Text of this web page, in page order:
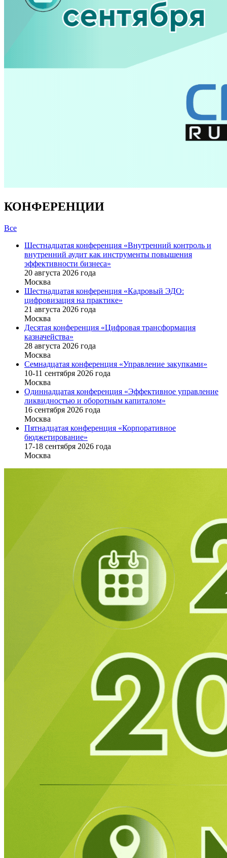
КОНФЕРЕНЦИИ
Все
Шестнадцатая конференция «Внутренний контроль и
внутренний аудит как инструменты повышения
эффективности бизнеса»
20 августа 2026 года
Москва
Шестнадцатая конференция «Кадровый ЭДО:
цифровизация на практике»
21 августа 2026 года
Москва
Десятая конференция «Цифровая трансформация
казначейства»
28 августа 2026 года
Москва
Семнадцатая конференция «Управление закупками»
10-11 сентября 2026 года
Москва
Одиннадцатая конференция «Эффективное управление
ликвидностью и оборотным капиталом»
16 cентября 2026 года
Москва
Пятнадцатая конференция «Корпоративное
бюджетирование»
17-18 сентября 2026 года
Москва